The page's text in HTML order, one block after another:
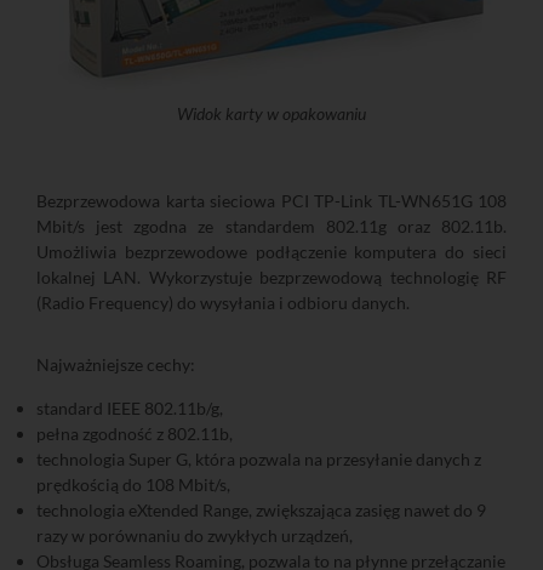
Widok karty w opakowaniu
Bezprzewodowa karta sieciowa PCI TP-Link TL-WN651G 108
Mbit/s jest zgodna ze standardem 802.11g oraz 802.11b.
Umożliwia bezprzewodowe podłączenie komputera do sieci
lokalnej LAN. Wykorzystuje bezprzewodową technologię RF
(Radio Frequency) do wysyłania i odbioru danych.
Najważniejsze cechy:
standard IEEE 802.11b/g,
pełna zgodność z 802.11b,
technologia Super G, która pozwala na przesyłanie danych z
prędkością do 108 Mbit/s,
technologia eXtended Range, zwiększająca zasięg nawet do 9
razy w porównaniu do zwykłych urządzeń,
Obsługa Seamless Roaming, pozwala to na płynne przełączanie